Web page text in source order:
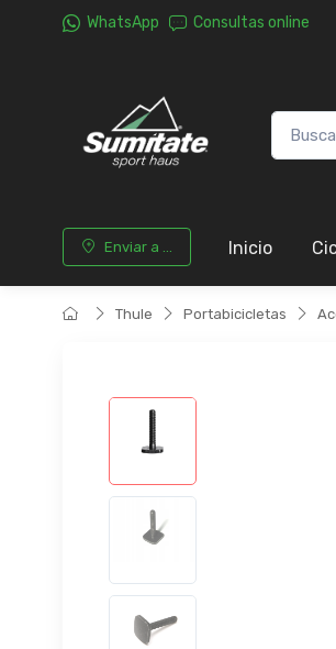
WhatsApp Consultas online
Enviar a ... Inicio
Thule Portabicicletas